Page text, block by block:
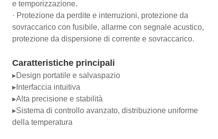
e temporizzazione.
· Protezione da perdite e interruzioni, protezione da
sovraccarico con fusibile, allarme con segnale acustico,
protezione da dispersione di corrente e sovraccarico.
Caratteristiche principali
▸Design portatile e salvaspazio
▸Interfaccia intuitiva
▸Alta precisione e stabilità
▸Sistema di controllo avanzato, distribuzione uniforme
della temperatura